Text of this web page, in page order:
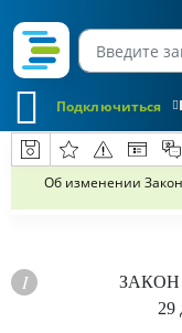
Подключиться
Об изменении
ЗАКОН
29